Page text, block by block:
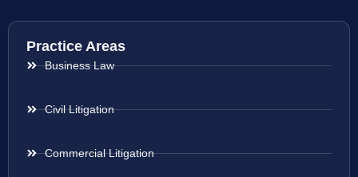
Practice Areas
Business Law
Civil Litigation
Commercial Litigation